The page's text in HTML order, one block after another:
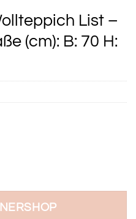
List –
(cm): B: 70 H: